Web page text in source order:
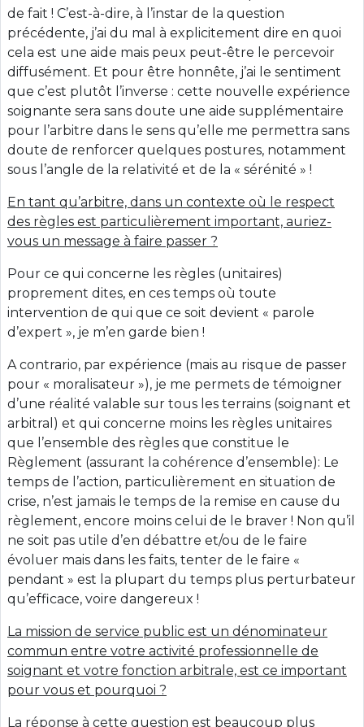
de fait ! C’est-à-dire, à l’instar de la question
précédente, j’ai du mal à explicitement dire en quoi
cela est une aide mais peux peut-être le percevoir
diffusément. Et pour être honnête, j’ai le sentiment
que c’est plutôt l’inverse : cette nouvelle expérience
soignante sera sans doute une aide supplémentaire
pour l’arbitre dans le sens qu’elle me permettra sans
doute de renforcer quelques postures, notamment
sous l’angle de la relativité et de la « sérénité » !
En tant qu’arbitre, dans un contexte où le respect
des règles est particulièrement important, auriez-
vous un message à faire passer ?
Pour ce qui concerne les règles (unitaires)
proprement dites, en ces temps où toute
intervention de qui que ce soit devient « parole
d’expert », je m’en garde bien !
A contrario, par expérience (mais au risque de passer
pour « moralisateur »), je me permets de témoigner
d’une réalité valable sur tous les terrains (soignant et
arbitral) et qui concerne moins les règles unitaires
que l’ensemble des règles que constitue le
Règlement (assurant la cohérence d’ensemble): Le
temps de l’action, particulièrement en situation de
crise, n’est jamais le temps de la remise en cause du
règlement, encore moins celui de le braver ! Non qu’il
ne soit pas utile d’en débattre et/ou de le faire
évoluer mais dans les faits, tenter de le faire «
pendant » est la plupart du temps plus perturbateur
qu’efficace, voire dangereux !
La mission de service public est un dénominateur
commun entre votre activité professionnelle de
soignant et votre fonction arbitrale, est ce important
pour vous et pourquoi ?
La réponse à cette question est beaucoup plus